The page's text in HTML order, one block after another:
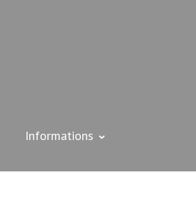
Informations